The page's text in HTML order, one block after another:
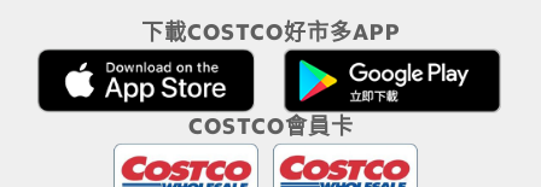
下載COSTCO好市多APP
COSTCO會員卡